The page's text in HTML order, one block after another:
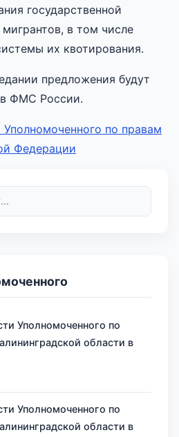
государственной
в том числе
их квотирования.
предложения будут
ФМС России.
по правам
Федерации
Уполномоченного по
области в
Уполномоченного по
области в